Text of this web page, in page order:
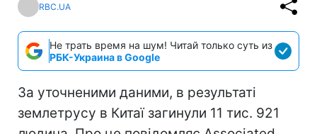
RBC.UA
Не трать время на шум! Читай только суть из
РБК-Украина в Google
За уточненими даними, в результаті
землетрусу в Китаї загинули 11 тис. 921